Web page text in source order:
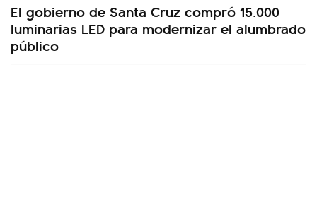
El gobierno de Santa Cruz compró 15.000
luminarias LED para modernizar el alumbrado
público